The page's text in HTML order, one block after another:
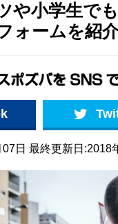
や小学生で
ォームを紹介
日 最終更新日:2018